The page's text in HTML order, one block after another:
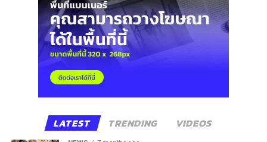
LATEST TRENDING VIDEOS